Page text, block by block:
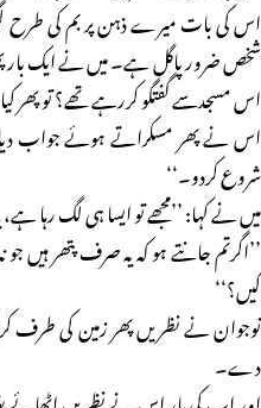
اس کی بات میرے ذہن پر بم کی طرح
شخص ضرور پاگل ہے۔ میں نے ایک بار
اس مسجدسے گفتگو کررہے تھے؟ تو پھر
اس نے پھر مسکراتے ہوئے جواب دیا:
شروع کردو۔‘‘
میں نے کہا: ’’مجھے تو ایسا ہی لگ رہا ہے،
’’اگرتم جانتے ہو کہ یہ صرف پتھر ہیں
کیں؟‘‘
نوجوان نے نظریں پھر زمین کی طرف
دے۔